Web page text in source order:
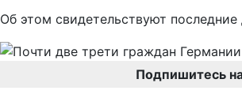
Об этом свидетельствуют
Подпишитесь